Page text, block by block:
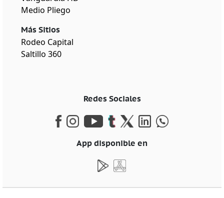
Medio Pliego
Más Sitios
Rodeo Capital
Saltillo 360
Redes Sociales
App disponible en